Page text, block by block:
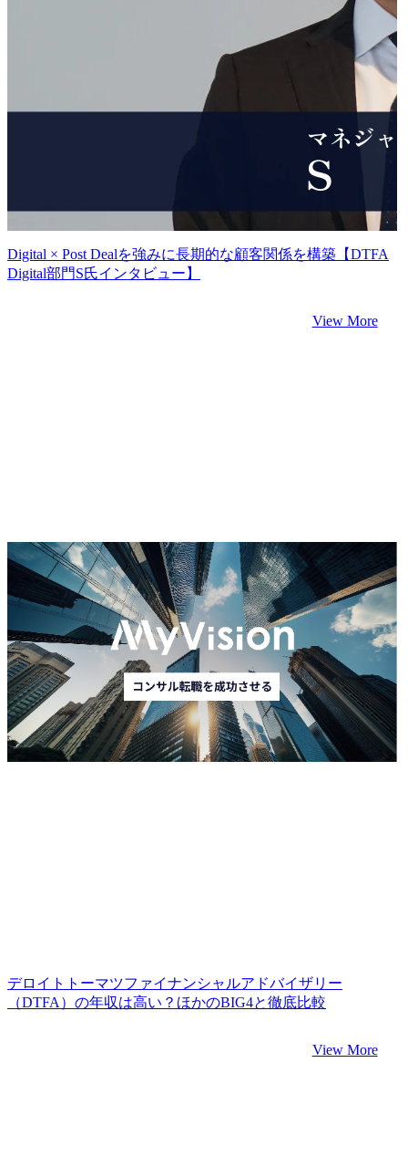
Digital × Post Dealを強みに長期的な顧客関係を構築【DTFA
Digital部門S氏インタビュー】
View More
デロイトトーマツファイナンシャルアドバイザリー
（DTFA）の年収は高い？ほかのBIG4と徹底比較
View More